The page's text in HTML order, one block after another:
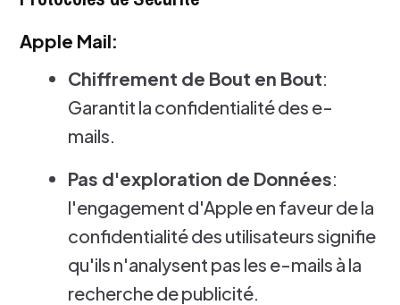
Apple Mail:
Chiffrement de Bout en Bout:
Garantit la confidentialité des e-
mails.
Pas d'exploration de Données:
l'engagement d'Apple en faveur de la
confidentialité des utilisateurs signifie
qu'ils n'analysent pas les e-mails à la
recherche de publicité.